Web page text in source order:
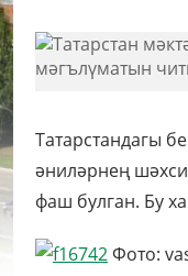
Татарстандагы
әниләрнең
фаш булган. Бу
Фото: